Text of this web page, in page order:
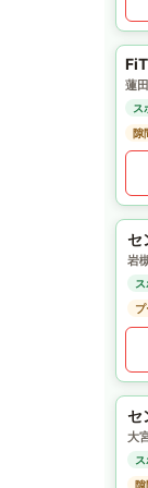
蓮
ス
隙
セ
岩
ス
セ
大
ス